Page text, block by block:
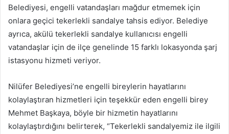
Belediyesi, engelli vatandaşları mağdur etmemek için
onlara geçici tekerlekli sandalye tahsis ediyor. Belediye
ayrıca, akülü tekerlekli sandalye kullanıcısı engelli
vatandaşlar için de ilçe genelinde 15 farklı lokasyonda şarj
istasyonu hizmeti veriyor.
Nilüfer Belediyesi’ne engelli bireylerin hayatlarını
kolaylaştıran hizmetleri için teşekkür eden engelli birey
Mehmet Başkaya, böyle bir hizmetin hayatlarını
kolaylaştırdığını belirterek, “Tekerlekli sandalyemiz ile ilgili